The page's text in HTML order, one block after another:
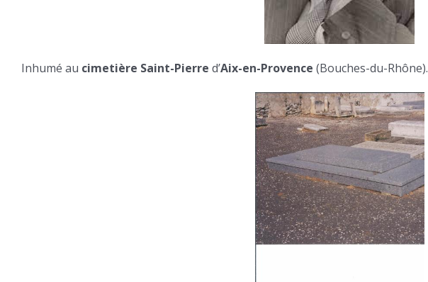
Inhumé au cimetière Saint-Pierre d’Aix-en-Provence (Bouches-du-Rhône).